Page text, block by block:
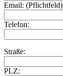
Email: (Pflichtfeld)
Telefon:
Straße:
PLZ: